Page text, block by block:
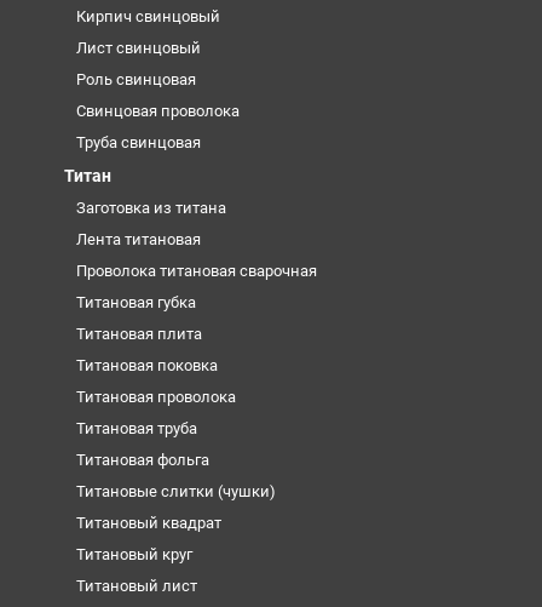
Кирпич свинцовый
Лист свинцовый
Роль свинцовая
Свинцовая проволока
Труба свинцовая
Титан
Заготовка из титана
Лента титановая
Проволока титановая сварочная
Титановая губка
Титановая плита
Титановая поковка
Титановая проволока
Титановая труба
Титановая фольга
Титановые слитки (чушки)
Титановый квадрат
Титановый круг
Титановый лист